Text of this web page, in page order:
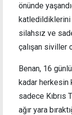
önünde
katledildiklerini
silahsız ve
çalışan siviller
Benan, 16
kadar herkesin
sadece Kıbrıs
ağır yara